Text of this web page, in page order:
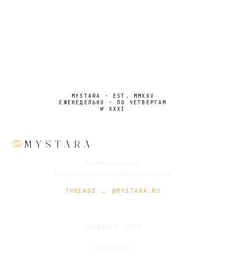
MYSTARA · EST. MMXXV
ЕЖЕНЕДЕЛЬНО · ПО ЧЕТВЕРГАМ
№ XXXI
MYSTARA
THREADS → @MYSTARA.RU
ТАРИФЫ И КЛУБ
ГОРОСКОП